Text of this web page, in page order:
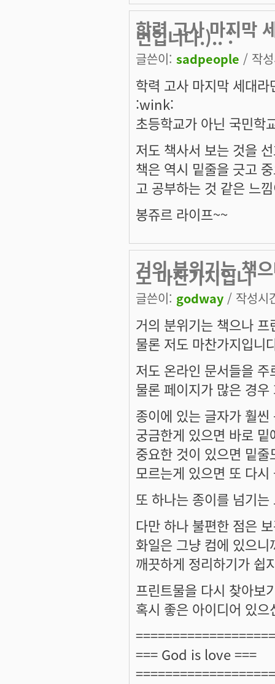
학력 고사 마지막
번입니다.).. :
글쓴이: sadpeople / 작
학력 고사 마지막 세대
:wink:
초등학교가 아닌 국민학
저도 책사서 보는 것을
책은 역시 밑줄을 긋고
고 공부하는 것 같은 느
봉쥬르 라이프~~
거의 분위기는 책
도 마찬가지입니
글쓴이: godway / 작성시
거의 분위기는 책으나
물론 저도 마찬가지입니
저도 온라인 문서들을
물론 페이지가 많은 경
종이에 있는 글자가 훨
궁금한게 있으면 바로
중요한 것이 있으면 밑줄
모르는게 있으면 또 다
또 하나는 종이를 넘기
다만 하나 불편한 점은
화일은 그냥 컴에 있으
깨끗하게 정리하기가 쉽
프린트물을 다시 찾아보
혹시 좋은 아이디어 있으
=== God is love ===